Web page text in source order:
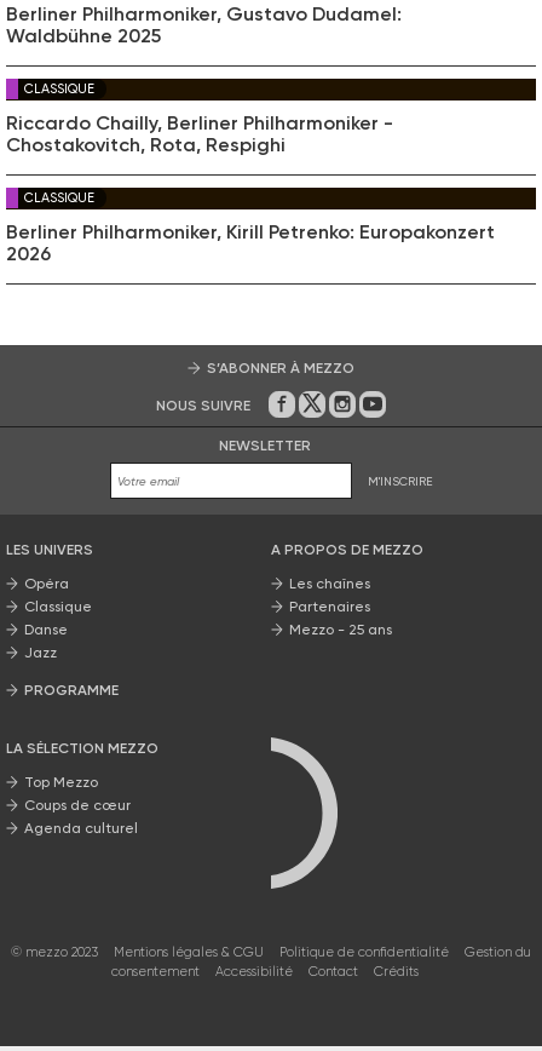
Berliner Philharmoniker, Gustavo Dudamel:
Waldbühne 2025
CLASSIQUE
Riccardo Chailly, Berliner Philharmoniker -
Chostakovitch, Rota, Respighi
CLASSIQUE
Berliner Philharmoniker, Kirill Petrenko: Europakonzert
2026
S’ABONNER À MEZZO
NOUS SUIVRE Sur Facebook
Sur Twitter
Sur Instagram
Sur Youtube
NEWSLETTER
M'INSCRIRE
LES UNIVERS
Opéra
Classique
Danse
Jazz
PROGRAMME
LA SÉLECTION MEZZO
Top Mezzo
Coups de cœur
Agenda culturel
A PROPOS DE MEZZO
Les chaînes
Partenaires
Mezzo - 25 ans
© mezzo 2023 Mentions légales & CGU Politique de confidentialité
Gestion du
consentement
Accessibilité Contact Crédits